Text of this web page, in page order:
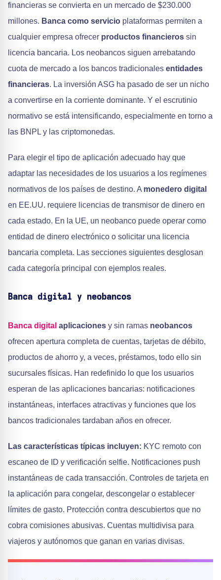
financieras se convierta en un mercado de $230.000
millones. Banca como servicio plataformas permiten a
cualquier empresa ofrecer productos financieros sin
licencia bancaria. Los neobancos siguen arrebatando
cuota de mercado a los bancos tradicionales entidades
financieras. La inversión ASG ha pasado de ser un nicho
a convertirse en la corriente dominante. Y el escrutinio
normativo se está intensificando, especialmente en torno a
las BNPL y las criptomonedas.
Para elegir el tipo de aplicación adecuado hay que
adaptar las necesidades de los usuarios a los regímenes
normativos de los países de destino. A monedero digital
en EE.UU. requiere licencias de transmisor de dinero en
cada estado. En la UE, un neobanco puede operar como
entidad de dinero electrónico o solicitar una licencia
bancaria completa. Las secciones siguientes desglosan
cada categoría principal con ejemplos reales.
Banca digital y neobancos
Banca digital aplicaciones y sin ramas neobancos
ofrecen apertura completa de cuentas, tarjetas de débito,
productos de ahorro y, a veces, préstamos, todo ello sin
sucursales físicas. Han redefinido lo que los usuarios
esperan de las aplicaciones bancarias: notificaciones
instantáneas, interfaces atractivas y funciones que los
bancos tradicionales tardaban años en ofrecer.
Las características típicas incluyen: KYC remoto con
escaneo de ID y verificación selfie. Notificaciones push
instantáneas de cada transacción. Controles de tarjeta en
la aplicación para congelar, descongelar o establecer
límites de gasto. Protección contra descubiertos que no
cobra comisiones abusivas. Cuentas multidivisa para
viajeros y autónomos que ganan en varias divisas.